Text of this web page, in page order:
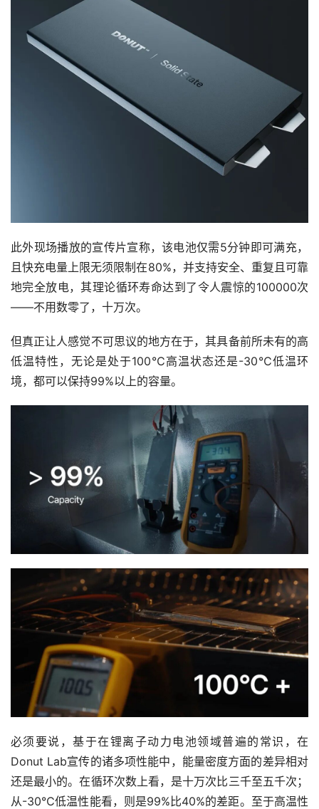
此外现场播放的宣传片宣称，该电池仅需5分钟即可满充，
且快充电量上限无须限制在80%，并支持安全、重复且可靠
地完全放电，其理论循环寿命达到了令人震惊的100000次
——不用数零了，十万次。
但真正让人感觉不可思议的地方在于，其具备前所未有的高
低温特性，无论是处于100℃高温状态还是-30℃低温环
境，都可以保持99%以上的容量。
必须要说，基于在锂离子动力电池领域普遍的常识，在
Donut Lab宣传的诸多项性能中，能量密度方面的差异相对
还是最小的。在循环次数上看，是十万次比三千至五千次；
从-30℃低温性能看，则是99%比40%的差距。至于高温性